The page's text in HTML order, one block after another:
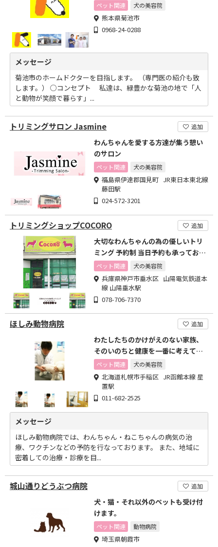
ペット関連 犬の美容院
熊本県菊池市
0968-24-0288
メッセージ
菊池市のホームドクターを目指します。 （専門医の紹介も致
します。） ○コンセプト 私達は、緑豊かな菊池の地で「人
と動物が笑顔で暮らす」...
トリミングサロン Jasmine 追加
わんちゃんを愛する方達が集う憩い
のサロン
ペット関連 犬の美容院
福島県伊達郡国見町 JR東日本東北線
藤田駅
024-572-3201
トリミングショップCOCORO 追加
大切なわんちゃんの為の優しいトリ
ミング 予約制 当日予約も承っており
ます 送迎あり
ペット関連 犬の美容院
兵庫県神戸市垂水区 山陽電気鉄道本
線 山陽垂水駅
078-706-7370
ほしみ動物病院 追加
わたしたちのかけがえのない家族、
そのいのちと健康を一番に考えて診
察しております。
ペット関連 犬の美容院
北海道札幌市手稲区 JR函館本線 星
置駅
011-682-2525
メッセージ
ほしみ動物病院では、わんちゃん・ねこちゃんの病気の治
療、ワクチンなどの予防を行なっております。 また、地域に
密着しての治療・診療を目...
城山通りどうぶつ病院 追加
犬・猫・それ以外のペットも受け付
けます。
ペット関連 動物病院
埼玉県朝霞市